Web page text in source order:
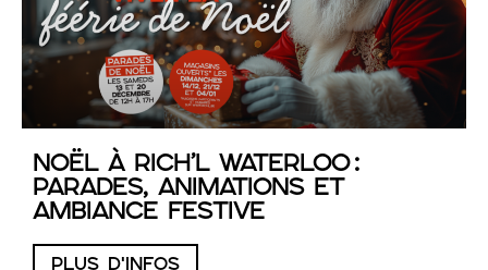
Noël à RICH’L Waterloo :
parades, animations et
ambiance festive
PLUS D'INFOS